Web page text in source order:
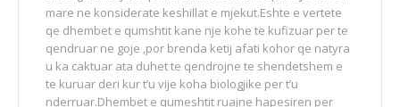
mare ne konsiderate keshillat e mjekut.Eshte e vertete
qe dhembet e qumshtit kane nje kohe te kufizuar per te
qendruar ne goje ,por brenda ketij afati kohor qe natyra
u ka caktuar ata duhet te qendrojne te shendetshem e
te kuruar deri kur t’u vije koha biologjike per t’u
nderruar.Dhembet e qumeshtit ruajne hapesiren per